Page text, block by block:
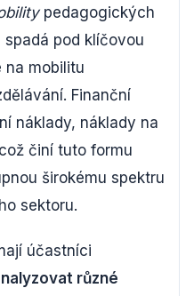
pedagogických
pod klíčovou
na mobilitu
Finanční
náklady, náklady na
činí tuto formu
širokému spektru
sektoru.
účastníci
různé